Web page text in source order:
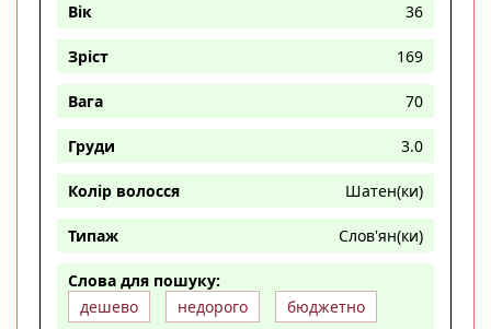
Вік 36
Зріст 169
Вага 70
Груди 3.0
Колір волосся Шатен(ки)
Типаж Слов'ян(ки)
Слова для пошуку:
дешево
недорого
бюджетно